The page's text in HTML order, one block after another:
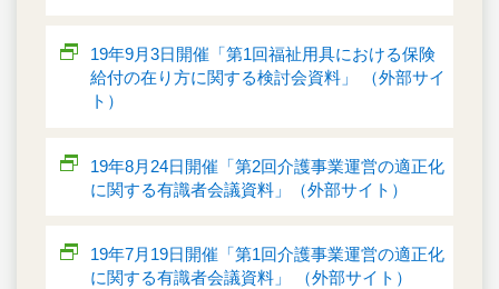
19年9月3日開催「第1回福祉用具における保険
給付の在り方に関する検討会資料」 （外部サイ
ト）
19年8月24日開催「第2回介護事業運営の適正化
に関する有識者会議資料」（外部サイト）
19年7月19日開催「第1回介護事業運営の適正化
に関する有識者会議資料」 （外部サイト）